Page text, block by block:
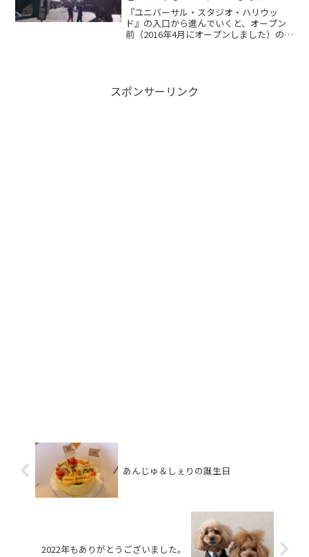
vol.1
『ユニバーサル・スタジオ・ハリウッ
ド』の入口から進んでいくと、オープン
前（2016年4月にオープンしました）のハ
スポンサーリンク
あんじゅ＆しぇりの誕生日
2022年もありがとうございました。